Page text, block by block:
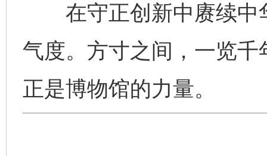
在守正创新中赓续中
气度。方寸之间，一览
正是博物馆的力量。